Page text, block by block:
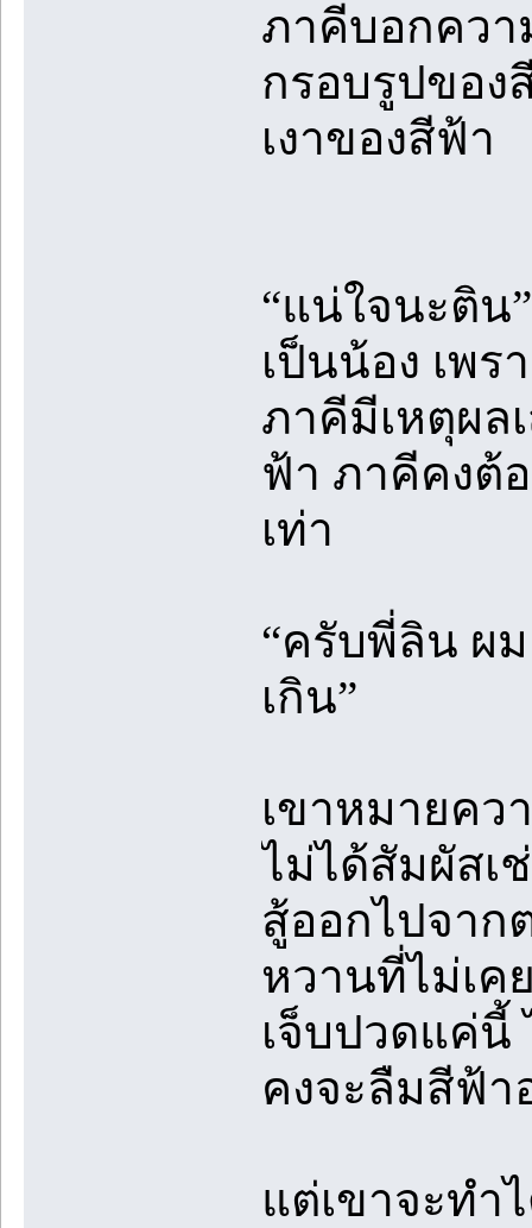
ภาคีบอกควา
กรอบรูปของ
เงาของสีฟ้า
“แน่ใจนะติน
เป็นน้อง เพร
ภาคีมีเหตุผล
ฟ้า ภาคีคงต้
เท่า
“ครับพี่ลิน ผ
เกิน”
เขาหมายคว
ไม่ได้สัมผัสเ
สู้ออกไปจาก
หวานที่ไม่เค
เจ็บปวดแค่นี้
คงจะลืมสีฟ้า
แต่เขาจะทำ